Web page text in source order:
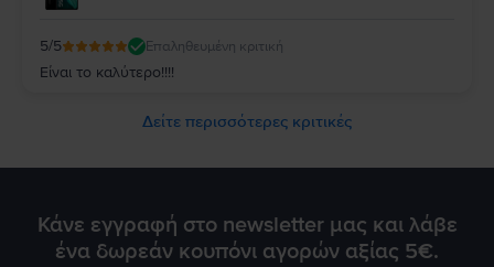
5/5 Επαληθευμένη κριτική
Είναι το καλύτερο!!!!
Δείτε περισσότερες κριτικές
Κάνε εγγραφή στο newsletter μας και λάβε
ένα δωρεάν κουπόνι αγορών αξίας 5€.